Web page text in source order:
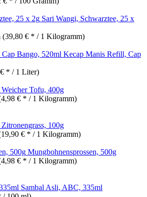
Sari Wangi, Schwarztee, 25 x
(39,80 € * / 1 Kilogramm)
Kecap Manis Refill, Cap
* / 1 Liter)
Weicher Tofu, 400g
€ * / 1 Kilogramm)
Zitronengrass, 100g
€ * / 1 Kilogramm)
Mungbohnensprossen, 500g
€ * / 1 Kilogramm)
Sambal Asli, ABC, 335ml